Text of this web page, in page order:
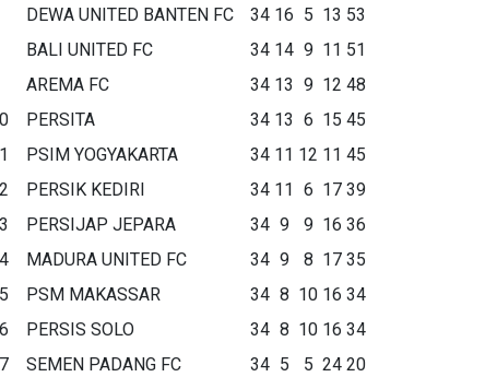
DEWA UNITED BANTEN FC 34 16 5 13 53
BALI UNITED FC 34 14 9 11 51
AREMA FC 34 13 9 12 48
PERSITA 34 13 6 15 45
PSIM YOGYAKARTA 34 11 12 11 45
PERSIK KEDIRI 34 11 6 17 39
PERSIJAP JEPARA 34 9 9 16 36
MADURA UNITED FC 34 9 8 17 35
PSM MAKASSAR 34 8 10 16 34
PERSIS SOLO 34 8 10 16 34
SEMEN PADANG FC 34 5 5 24 20